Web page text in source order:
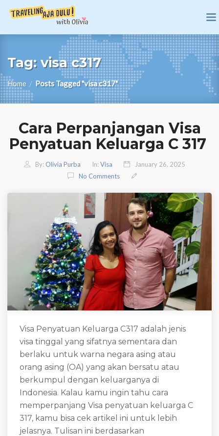
Tag: visa c317
Home / Posts Tagged "visa c317"
Cara Perpanjangan Visa
Penyatuan Keluarga C 317
By: Olivia Purba In: Visa
January 26, 2025
No Comments
Visa Penyatuan Keluarga C317 adalah jenis
visa tinggal yang sifatnya sementara dan
berlaku untuk warna negara asing atau
orang asing (OA) yang akan bersatu atau
berkumpul dengan keluarganya di
Indonesia. Kalau kamu ingin tahu cara
memperpanjang Visa penyatuan keluarga C
317, kamu bisa cek artikel ini untuk lebih
jelasnya. Tulisan ini berdasarkan